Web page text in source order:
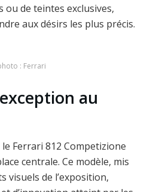
ou de teintes exclusives,
aux désirs les plus précis.
: Ferrari
au
Ferrari 812 Competizione
centrale. Ce modèle, mis
visuels de l’exposition,